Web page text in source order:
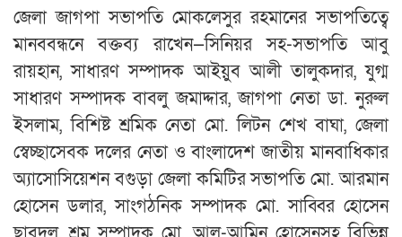
জেলা জাগপা সভাপতি মোকলেসুর রহমানের সভাপতিত্বে
মানববন্ধনে বক্তব্য রাখেন—সিনিয়র সহ-সভাপতি আবু
রায়হান, সাধারণ সম্পাদক আইয়ুব আলী তালুকদার, যুগ্ম
সাধারণ সম্পাদক বাবলু জমাদ্দার, জাগপা নেতা ডা. নুরুল
ইসলাম, বিশিষ্ট শ্রমিক নেতা মো. লিটন শেখ বাঘা, জেলা
স্বেচ্ছাসেবক দলের নেতা ও বাংলাদেশ জাতীয় মানবাধিকার
অ্যাসোসিয়েশন বগুড়া জেলা কমিটির সভাপতি মো. আরমান
হোসেন ডলার, সাংগঠনিক সম্পাদক মো. সাব্বির হোসেন